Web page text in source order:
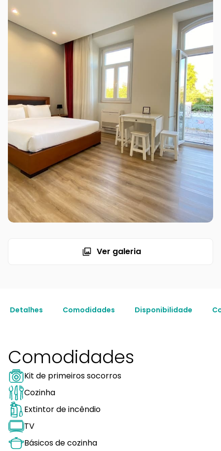
Ver galeria
Detalhes Comodidades Disponibilidade
Comodidades
Kit de primeiros socorros
Cozinha
Extintor de incêndio
TV
Básicos de cozinha